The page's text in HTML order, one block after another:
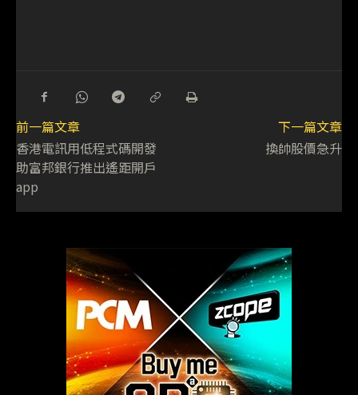
前一篇文章
香港電訊用低程式碼開發
助富邦銀行推出遙距開戶
app
下一篇文章
換帥股價急升